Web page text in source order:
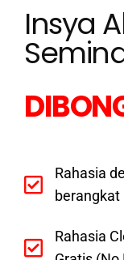
Insya
Rahasia
berangkat
Rahasia